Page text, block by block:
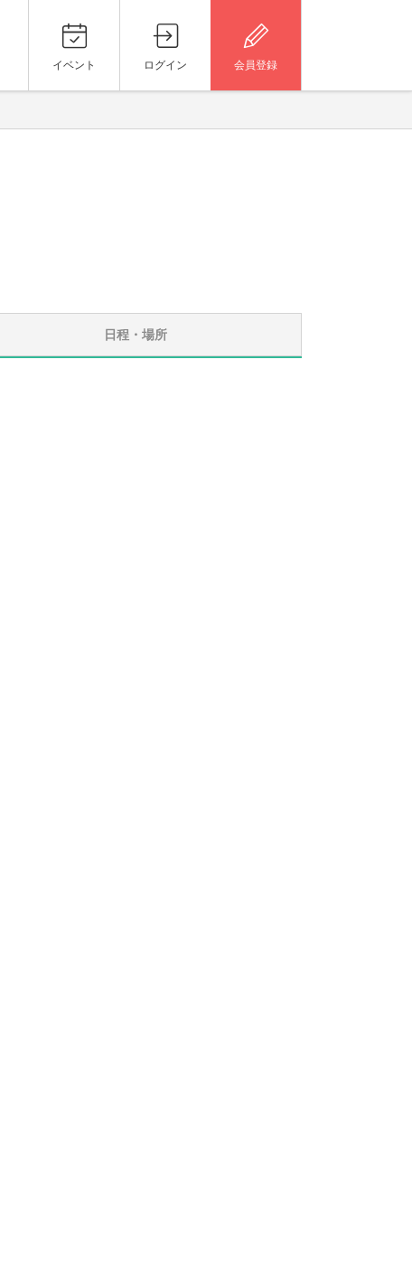
イベント ログイン 会員登録
日程・場所